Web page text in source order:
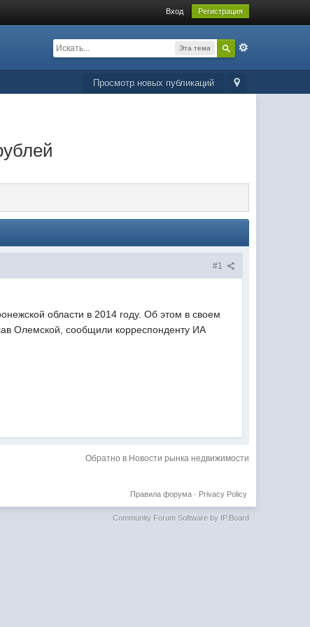
Вход Регистрация
Эта тема
Просмотр новых публикаций
#1
области в 2014 году. Об этом в своем
Олемской, сообщили корреспонденту ИА
Обратно в Новости рынка недвижимости
Privacy Policy
Правила форума·
Community Forum Software by IP.Board